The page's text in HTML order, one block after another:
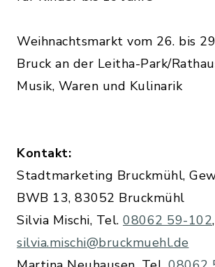
Weihnachtsmarkt vom 26. bis
Bruck an der Leitha-Park/
Musik, Waren und Kulinarik
Kontakt:
Stadtmarketing Bruckmühl,
BWB 13, 83052 Bruckmühl
Silvia Mischi, Tel. 08062 59-102,
silvia.mischi@bruckmuehl.de